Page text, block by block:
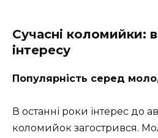
Сучасні коломийки:
інтересу
Популярність серед
В останні роки інтерес до
коломийок загострився.